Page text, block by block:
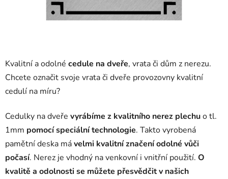
Kvalitní a odolné cedule na dveře, vrata či dům z nerezu.
Chcete označit svoje vrata či dveře provozovny kvalitní
cedulí na míru?
Cedulky na dveře vyrábíme z kvalitního nerez plechuo tl.
1mm pomocí speciální technologie. Takto vyrobená
pamětní deska mávelmi kvalitní značení odolné vůči
počasí. Nerez je vhodný na venkovní i vnitřní použití. O
kvalitě a odolnosti se můžete přesvědčit v našich